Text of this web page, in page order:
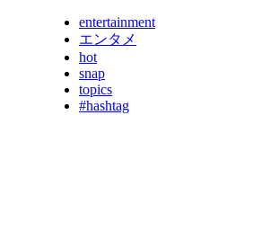
entertainment
エンタメ
hot
snap
topics
#hashtag